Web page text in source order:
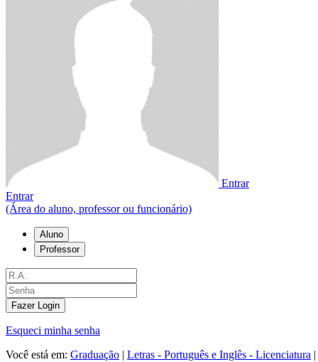
Entrar
Entrar
(Área do aluno, professor ou funcionário)
Aluno
Professor
Fazer Login
Esqueci minha senha
Você está em: Graduação | Letras - Português e Inglês - Licenciatura |